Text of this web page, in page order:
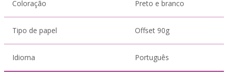
Coloração Preto e branco
Tipo de papel Offset 90g
Idioma Português